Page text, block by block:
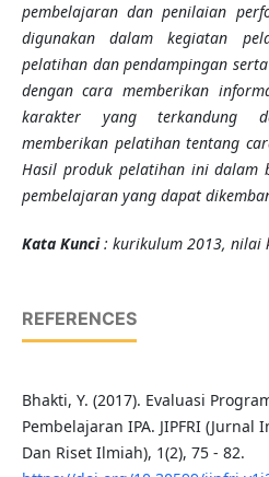
pembelajaran dan penilaian
digunakan dalam kegiatan
pelatihan dan pendampingan
dengan cara memberikan
karakter yang terkandung
memberikan pelatihan tentang
Hasil produk pelatihan ini dalam
pembelajaran yang dapat
Kata Kunci: kurikulum 2013, nilai
REFERENCES
Bhakti, Y. (2017). Evaluasi
Pembelajaran IPA. JIPFRI (Jurnal
Dan Riset Ilmiah), 1(2), 75 - 82.